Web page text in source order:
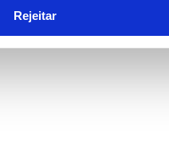
Rejeitar